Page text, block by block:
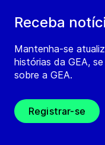
Receba
Mantenha-se
histórias da GEA,
sobre a GEA.
Registrar-se